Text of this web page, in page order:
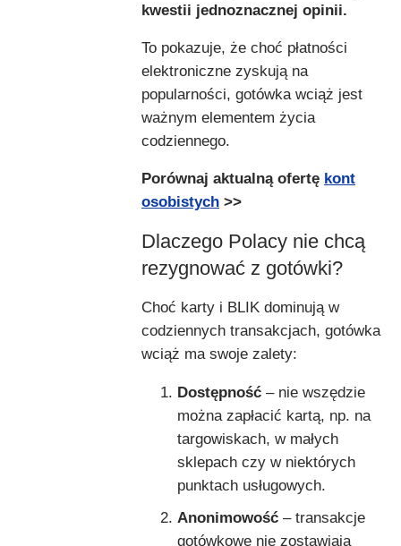
kwestii jednoznacznej opinii.
To pokazuje, że choć płatności
elektroniczne zyskują na
popularności, gotówka wciąż jest
ważnym elementem życia
codziennego.
Porównaj aktualną ofertę kont
osobistych >>
Dlaczego Polacy nie chcą
rezygnować z gotówki?
Choć karty i BLIK dominują w
codziennych transakcjach, gotówka
wciąż ma swoje zalety:
Dostępność – nie wszędzie
można zapłacić kartą, np. na
targowiskach, w małych
sklepach czy w niektórych
punktach usługowych.
Anonimowość – transakcje
gotówkowe nie zostawiają